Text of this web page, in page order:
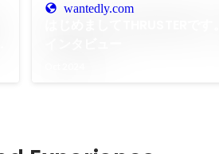
wantedly.com